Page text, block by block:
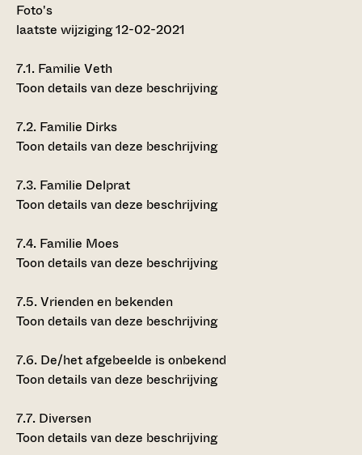
Foto's
laatste wijziging 12-02-2021
7.1. Familie Veth
Toon details van deze beschrijving
7.2. Familie Dirks
Toon details van deze beschrijving
7.3. Familie Delprat
Toon details van deze beschrijving
7.4. Familie Moes
Toon details van deze beschrijving
7.5.Vrienden en bekenden
Toon details van deze beschrijving
7.6. De/het afgebeelde is onbekend
Toon details van deze beschrijving
7.7. Diversen
Toon details van deze beschrijving